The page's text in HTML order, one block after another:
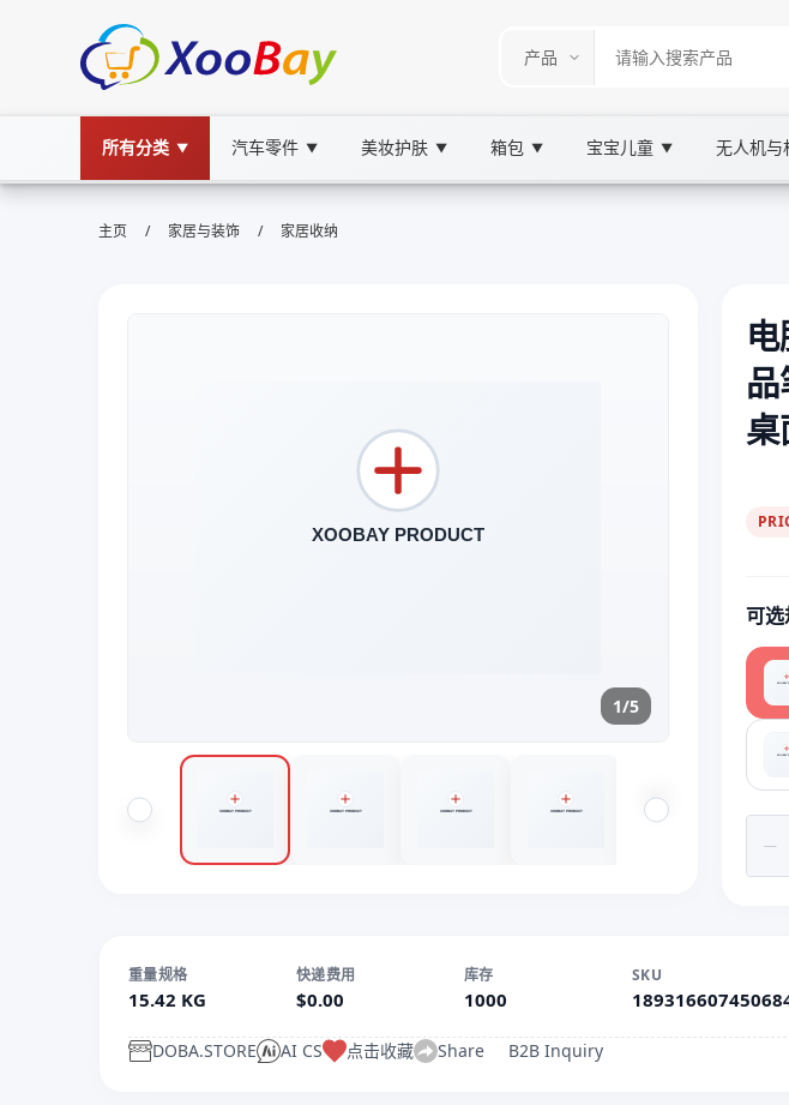
所有分类 ▼ 汽车零件 ▼ 美妆护肤 ▼ 箱包 ▼ 宝宝儿童 ▼ 无人机与
主页 / 家居与装饰 / 家居收纳
1/5
桌
可
重量规格
15.42 KG
快递费用
$0.00
库存
1000
SKU
DOBA.STORE AI CS 点击收藏 Share B2B Inquiry